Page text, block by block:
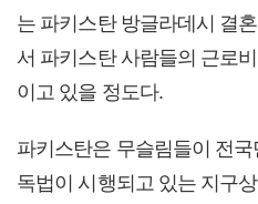
는 파키스탄 방글라데시 결
서 파키스탄 사람들의 근로
이고 있을 정도다.
파키스탄은 무슬림들이 전
독법이 시행되고 있는 지구